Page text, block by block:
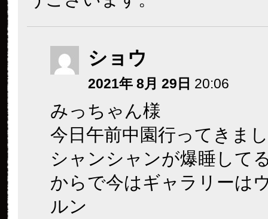
ショウ
2021年 8月 29日 20:06
みっちゃん様
今日午前中園行ってき
シャンシャンが爆睡して
からで今はギャラリーは
ルン